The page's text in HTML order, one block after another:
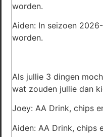
worden.
Aiden: In seizoen
worden.
Als jullie 3 dingen
wat zouden jullie dan
Joey: AA Drink, chips
Aiden: AA Drink, chips